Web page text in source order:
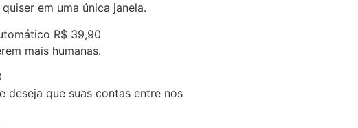
em uma única janela.
R$ 39,90
mais humanas.
deseja que suas contas entre nos